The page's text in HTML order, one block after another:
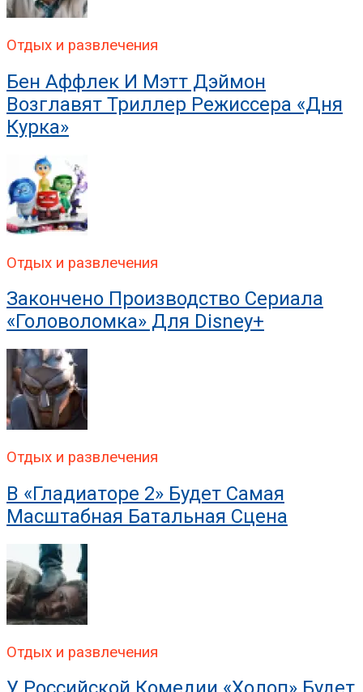
Отдых и развлечения
Бен Аффлек И Мэтт Дэймон
Возглавят Триллер Режиссера «Дня
Курка»
Отдых и развлечения
Закончено Производство Сериала
«Головоломка» Для Disney+
Отдых и развлечения
В «Гладиаторе 2» Будет Самая
Масштабная Батальная Сцена
Отдых и развлечения